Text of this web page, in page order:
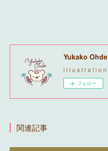
Yukako Ohde
i l l u s t r a t i o n
フォロー
関連記事